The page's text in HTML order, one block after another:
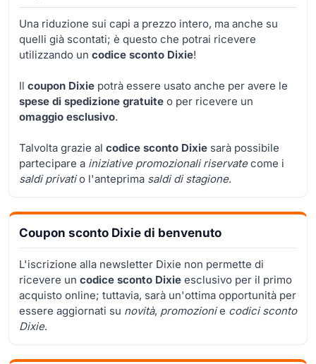
Una riduzione sui capi a prezzo intero, ma anche su
quelli già scontati; è questo che potrai ricevere
utilizzando un codice sconto Dixie!
Il coupon Dixie potrà essere usato anche per avere le
spese di spedizione gratuite o per ricevere un
omaggio esclusivo.
Talvolta grazie al codice sconto Dixie sarà possibile
partecipare a iniziative promozionali riservatecome i
saldi privatio l'anteprima saldi di stagione.
Coupon sconto Dixie di benvenuto
L'iscrizione alla newsletter Dixie non permette di
ricevere un codice sconto Dixie esclusivo per il primo
acquisto online; tuttavia, sarà un'ottima opportunità per
essere aggiornati su novità, promozionie codici sconto
Dixie.